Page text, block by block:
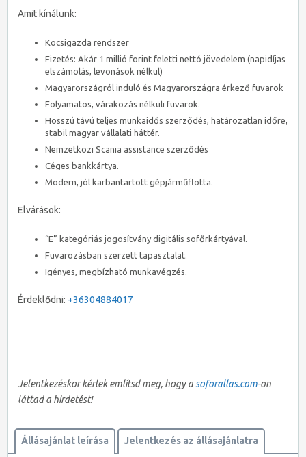
Amit kínálunk:
Kocsigazda rendszer
Fizetés: Akár 1 millió forint feletti nettó jövedelem (napidíjas
elszámolás, levonások nélkül)
Magyarországról induló és Magyarországra érkező fuvarok
Folyamatos, várakozás nélküli fuvarok.
Hosszú távú teljes munkaidős szerződés, határozatlan időre,
stabil magyar vállalati háttér.
Nemzetközi Scania assistance szerződés
Céges bankkártya.
Modern, jól karbantartott gépjárműflotta.
Elvárások:
“E” kategóriás jogosítvány digitális sofőrkártyával.
Fuvarozásban szerzett tapasztalat.
Igényes, megbízható munkavégzés.
Érdeklődni: +36304884017
Jelentkezéskor kérlek említsd meg, hogy a soforallas.com-on
láttad a hirdetést!
Állásajánlat leírása Jelentkezés az állásajánlatra